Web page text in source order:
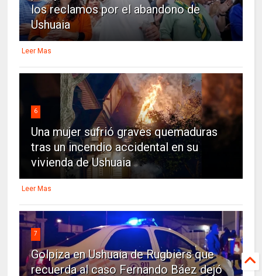
los reclamos por el abandono de
Ushuaia
Leer Mas
6
Una mujer sufrió graves quemaduras
tras un incendio accidental en su
vivienda de Ushuaia
Leer Mas
7
Golpiza en Ushuaia de Rugbiers que
recuerda al caso Fernando Báez dejó